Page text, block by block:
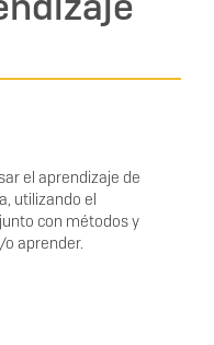
el aprendizaje de
utilizando el
con métodos y
aprender.